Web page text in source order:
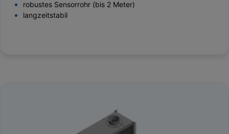
robustes Sensorrohr (bis 2 Meter)
langzeitstabil